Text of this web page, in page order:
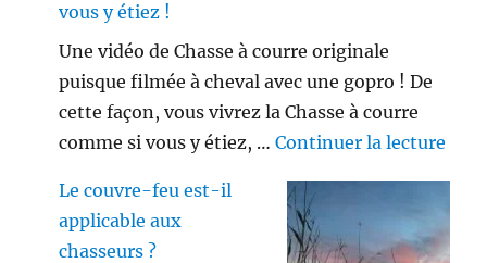
vous y étiez !
Une vidéo de Chasse à courre originale
puisque filmée à cheval avec une gopro ! De
cette façon, vous vivrez la Chasse à courre
comme si vous y étiez, …Continuer la lecture
Le couvre-feu est-il
applicable aux
chasseurs ?